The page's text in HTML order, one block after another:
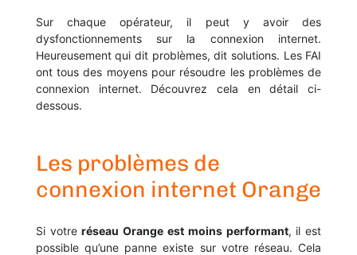
Sur chaque opérateur, il peut y avoir des
dysfonctionnements sur la connexion internet.
Heureusement qui dit problèmes, dit solutions. Les FAI
ont tous des moyens pour résoudre les problèmes de
connexion internet. Découvrez cela en détail ci-
dessous.
Les problèmes de
connexion internet Orange
Si votreréseau Orange est moins performant, il est
possible qu’une panne existe sur votre réseau. Cela